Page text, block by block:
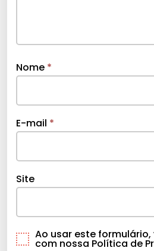
Nome *
E-mail *
Site
Ao usar este
com nossa Política de